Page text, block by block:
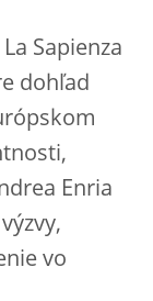
Sapienza
dohľad
Enria
vo